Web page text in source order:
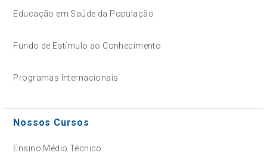
Educação em Saúde da População
Fundo de Estímulo ao Conhecimento
Programas Internacionais
Nossos Cursos
Ensino Médio Técnico